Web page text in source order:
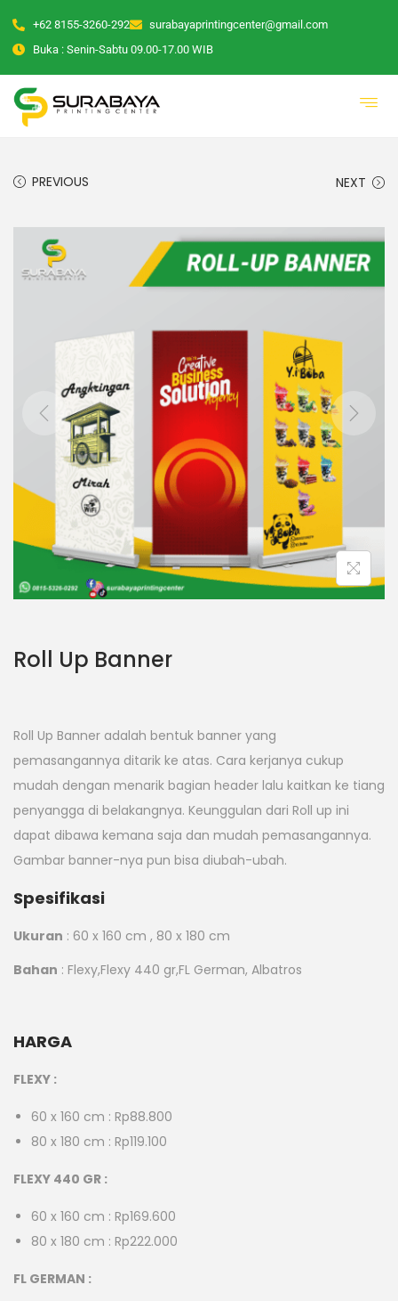
+62 8155-3260-292
surabayaprintingcenter@gmail.com
Buka : Senin-Sabtu 09.00-17.00 WIB
PREVIOUS NEXT
Roll Up Banner
Roll Up Banner adalah bentuk banner yang
pemasangannya ditarik ke atas. Cara kerjanya cukup
mudah dengan menarik bagian header lalu kaitkan ke tiang
penyangga di belakangnya. Keunggulan dari Roll up ini
dapat dibawa kemana saja dan mudah pemasangannya.
Gambar banner-nya pun bisa diubah-ubah.
Spesifikasi
Ukuran : 60 x 160 cm , 80 x 180 cm
Bahan : Flexy,Flexy 440 gr,FL German, Albatros
HARGA
FLEXY :
60 x 160 cm : Rp88.800
80 x 180 cm : Rp119.100
FLEXY 440 GR :
60 x 160 cm : Rp169.600
80 x 180 cm : Rp222.000
FL GERMAN :